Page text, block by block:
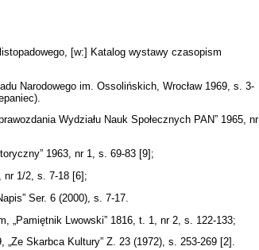
[w:] Katalog wystawy czasopism
Narodowego im. Ossolińskich, Wrocław 1969, s. 3-
Wydziału Nauk Społecznych PAN” 1965, nr
1963, nr 1, s. 69-83 [9];
nr 1/2, s. 7-18 [6];
Ser. 6 (2000), s. 7-17.
„Pamiętnik Lwowski” 1816, t. 1, nr 2, s. 122-133;
Skarbca Kultury” Z. 23 (1972), s. 253-269 [2].